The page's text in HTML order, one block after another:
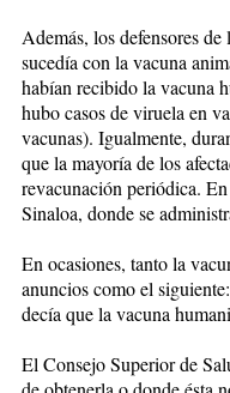
Además, los defensores
sucedía con la vacuna
habían recibido la vacuna
hubo casos de viruela en
vacunas). Igualmente,
que la mayoría de los
revacunación periódica.
Sinaloa, donde se
En ocasiones, tanto la
anuncios como el
decía que la vacuna
El Consejo Superior de